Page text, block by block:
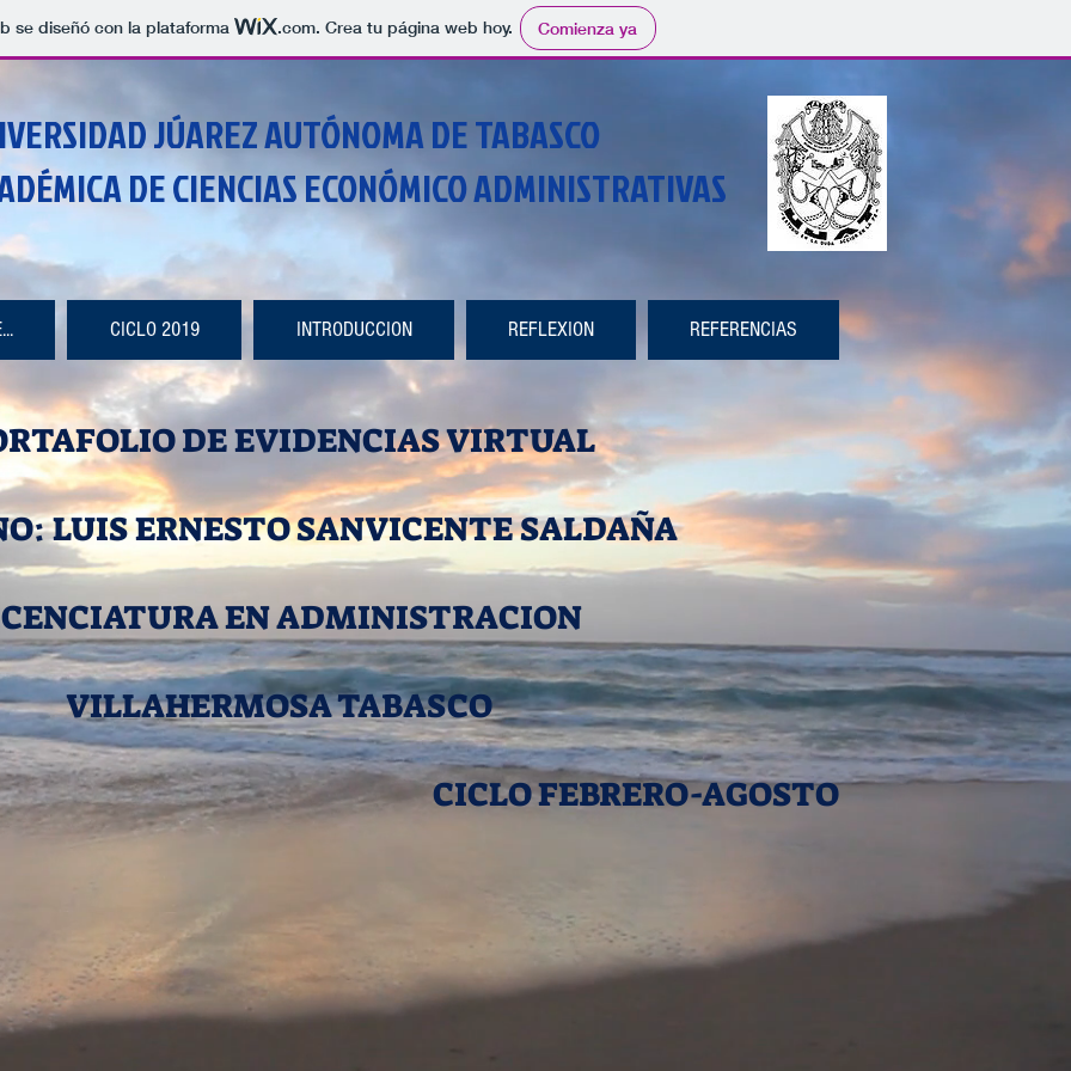
se diseñó con la plataforma .com. Crea tu página web hoy. Comienza ya
DE EVIDENCIAS VIRTUAL
LUIS ERNESTO SANVICENTE SALDAÑA
EN ADMINISTRACION
VILLAHERMOSA TABASCO
CICLO FEBRERO-AGOSTO
JÚAREZ AUTÓNOMA DE TABASCO
DE CIENCIAS ECONÓMICO ADMINISTRATIVAS
CICLO 2019 INTRODUCCION REFLEXION REFERENCIAS